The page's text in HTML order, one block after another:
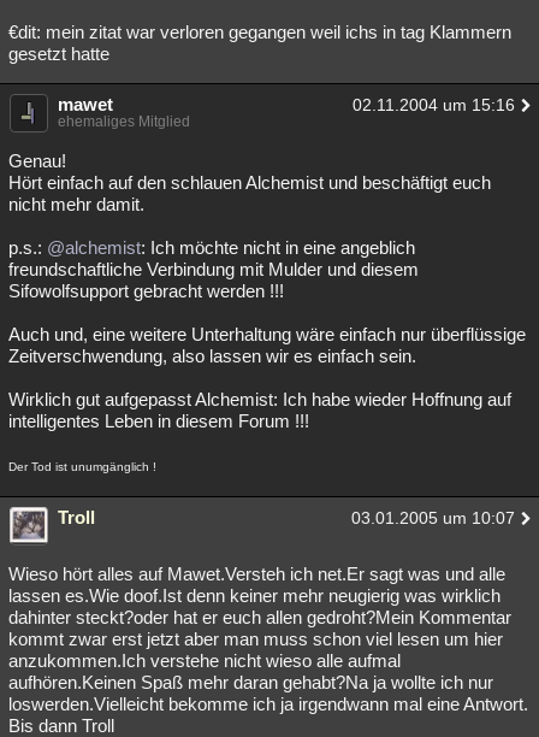
€dit: mein zitat war verloren gegangen weil ichs in tag Klammern
gesetzt hatte
mawet 02.11.2004 um 15:16
ehemaliges Mitglied
Genau!
Hört einfach auf den schlauen Alchemist und beschäftigt euch
nicht mehr damit.
p.s.: @alchemist: Ich möchte nicht in eine angeblich
freundschaftliche Verbindung mit Mulder und diesem
Sifowolfsupport gebracht werden !!!
Auch und, eine weitere Unterhaltung wäre einfach nur überflüssige
Zeitverschwendung, also lassen wir es einfach sein.
Wirklich gut aufgepasst Alchemist: Ich habe wieder Hoffnung auf
intelligentes Leben in diesem Forum !!!
Der Tod ist unumgänglich !
Troll 03.01.2005 um 10:07
Wieso hört alles auf Mawet.Versteh ich net.Er sagt was und alle
lassen es.Wie doof.Ist denn keiner mehr neugierig was wirklich
dahinter steckt?oder hat er euch allen gedroht?Mein Kommentar
kommt zwar erst jetzt aber man muss schon viel lesen um hier
anzukommen.Ich verstehe nicht wieso alle aufmal
aufhören.Keinen Spaß mehr daran gehabt?Na ja wollte ich nur
loswerden.Vielleicht bekomme ich ja irgendwann mal eine Antwort.
Bis dann Troll